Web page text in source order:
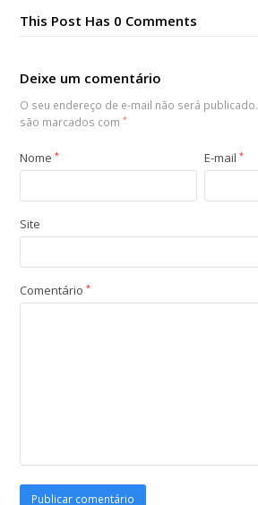
This Post Has 0 Comments
Deixe um comentário
O seu endereço de e-mail não será publicado.
são marcados com*
Nome* E-mail*
Site
Comentário*